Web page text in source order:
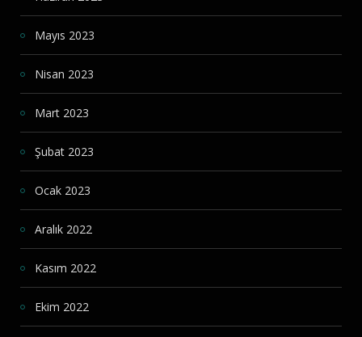
Mayıs 2023
Nisan 2023
Mart 2023
Şubat 2023
Ocak 2023
Aralık 2022
Kasım 2022
Ekim 2022